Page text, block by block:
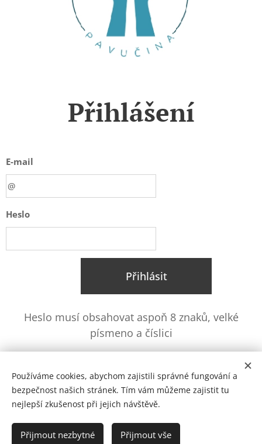
Přihlášení
E-mail
Heslo
Přihlásit
Heslo musí obsahovat aspoň 8 znaků, velké
písmeno a číslici
© 2025Pavučina z.s. -
Spolek. Všechna práva vyhrazena.
IČ: 41194365, č. účtu: 6841581003/5500
Používáme cookies, abychom zajistili správné fungování a
bezpečnost našich stránek. Tím vám můžeme zajistit tu
nejlepší zkušenost při jejich návštěvě.
Přijmout nezbytné Přijmout vše